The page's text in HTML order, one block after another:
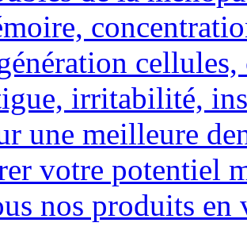
irritabilité,
une meilleure
votre potentiel
nos produits en